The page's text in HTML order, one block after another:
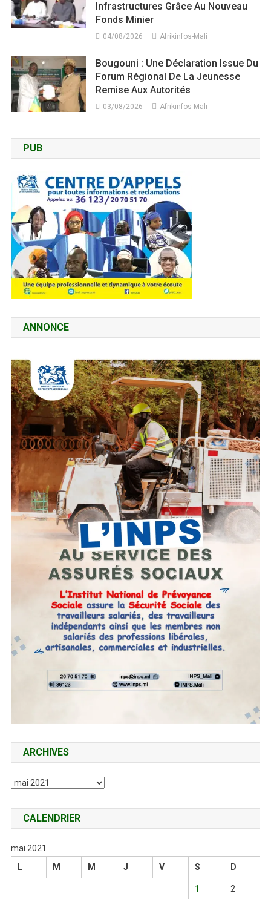
Infrastructures Grâce Au Nouveau
Fonds Minier
04/08/2026 Afrikinfos-Mali
Bougouni : Une Déclaration Issue Du
Forum Régional De La Jeunesse
Remise Aux Autorités
03/08/2026 Afrikinfos-Mali
PUB
ANNONCE
ARCHIVES
Archives
CALENDRIER
mai 2021
L
M M J V S D
1 2